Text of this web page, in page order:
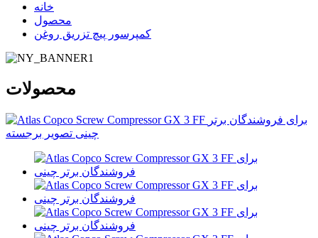
خانه
محصول
کمپرسور پیچ تزریق روغن
محصولات